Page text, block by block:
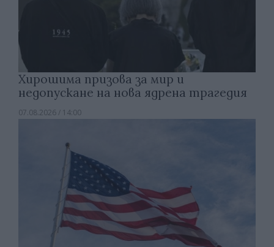
Хирошима призова за мир и
недопускане на нова ядрена трагедия
07.08.2026 / 14:00